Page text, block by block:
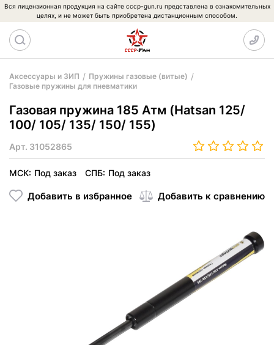
Вся лицензионная продукция на сайте cccp-gun.ru представлена в ознакомительных
целях, и не может быть приобретена дистанционным способом.
Аксессуары и ЗИП
Пружины газовые (витые)
Газовые пружины для пневматики
Газовая пружина 185 Атм (Hatsan 125/
100/ 105/ 135/ 150/ 155)
Арт. 31052865
МСК: Под заказ СПБ: Под заказ
Добавить в избранное Добавить к сравнению